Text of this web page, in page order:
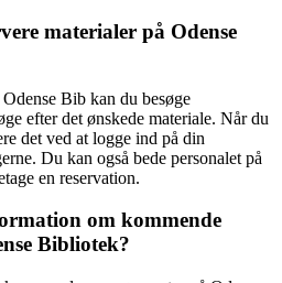
materialer på Odense
Bib kan du besøge
efter det ønskede materiale. Når du
det ved at logge ind på din
Du kan også bede personalet på
en reservation.
om kommende
Bibliotek?